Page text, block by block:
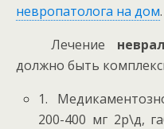
невропатолога на дом.
Лечение
должно быть
1.
200-400 мг 2р\д,